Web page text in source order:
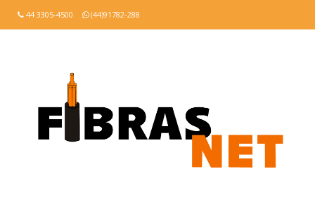
44 3305-4500 (44)91782-288